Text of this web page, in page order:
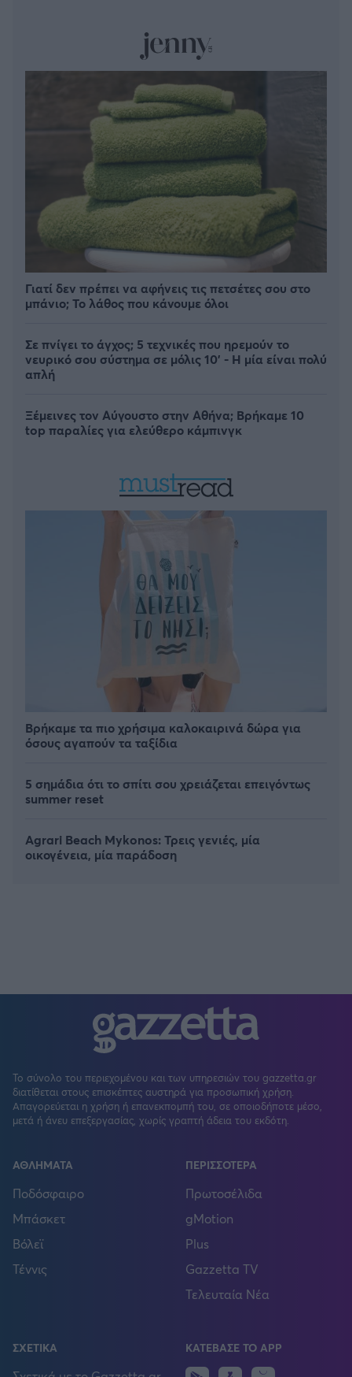
Γιατί δεν πρέπει να αφήνεις τις πετσέτες σου στο
μπάνιο; Το λάθος που κάνουμε όλοι
Σε πνίγει το άγχος; 5 τεχνικές που ηρεμούν το
νευρικό σου σύστημα σε μόλις 10' - Η μία είναι πολύ
απλή
Ξέμεινες τον Αύγουστο στην Αθήνα; Βρήκαμε 10
top παραλίες για ελεύθερο κάμπινγκ
Βρήκαμε τα πιο χρήσιμα καλοκαιρινά δώρα για
όσους αγαπούν τα ταξίδια
5 σημάδια ότι το σπίτι σου χρειάζεται επειγόντως
summer reset
Agrari Beach Mykonos: Τρεις γενιές, μία
οικογένεια, μία παράδοση
Το σύνολο του περιεχομένου και των υπηρεσιών του gazzetta.gr
διατίθεται στους επισκέπτες αυστηρά για προσωπική χρήση.
Απαγορεύεται η χρήση ή επανεκπομπή του, σε οποιοδήποτε μέσο,
μετά ή άνευ επεξεργασίας, χωρίς γραπτή άδεια του εκδότη.
ΑΘΛΗΜΑΤΑ
Ποδόσφαιρο
Μπάσκετ
Βόλεϊ
Τέννις
ΠΕΡΙΣΣΟΤΕΡΑ
Πρωτοσέλιδα
gMotion
Plus
Gazzetta TV
Τελευταία Νέα
ΣΧΕΤΙΚΑ ΚΑΤΕΒΑΣΕ ΤΟ APP